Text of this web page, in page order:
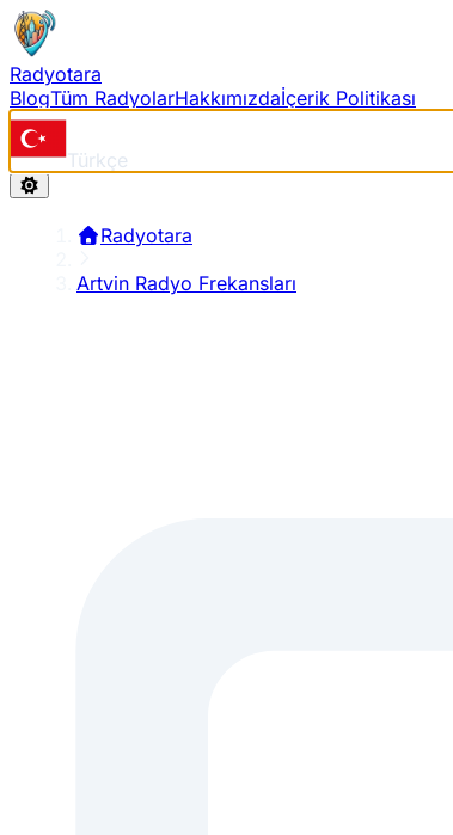
Radyotara
BlogTüm RadyolarHakkımızdaİçerik Politikası
Türkçe
Radyotara
Artvin Radyo Frekansları